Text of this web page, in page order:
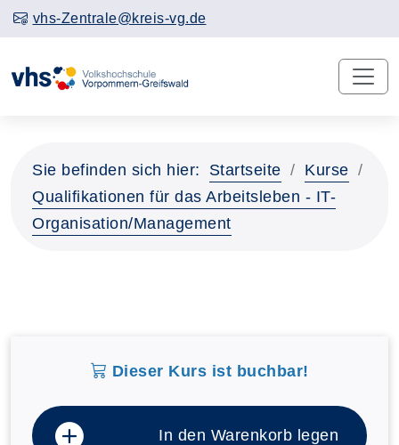
vhs-Zentrale@kreis-vg.de
Sie befinden sich hier: Startseite
Kurse
Qualifikationen für das Arbeitsleben - IT-
Organisation/Management
Dieser Kurs ist buchbar!
In den Warenkorb legen